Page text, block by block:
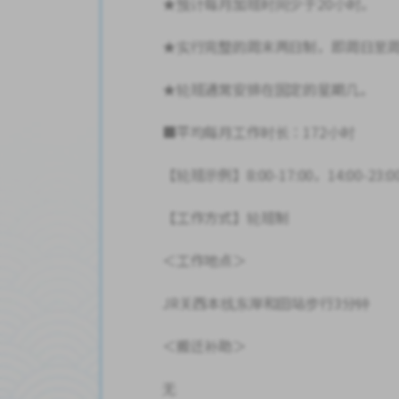
★实行完整的周末两日制，即周日至周
★轮班通常安排在固定的星期几。
■平均每月工作时长：172小时
【轮班示例】8:00-17:00，14:00-23:00
【工作方式】轮班制
＜工作地点＞
JR关西本线东岸和田站步行3分钟
＜搬迁补助＞
无